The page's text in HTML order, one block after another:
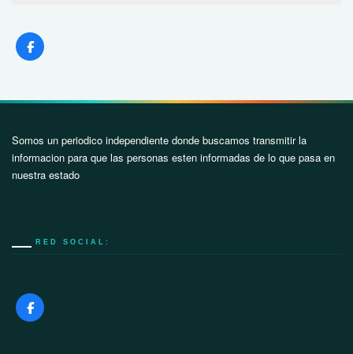
Somos un periodico independiente donde buscamos transmitir la
informacion para que las personas esten informadas de lo que pasa en
nuestra estado
RED SOCIAL: